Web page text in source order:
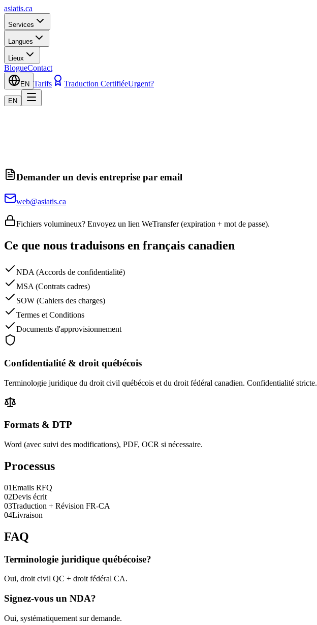
asiatis.ca
Services
Langues
Lieux
BlogueContact
EN Tarifs Traduction CertifiéeUrgent?
EN
Demander un devis entreprise par email
web@asiatis.ca
Fichiers volumineux? Envoyez un lien WeTransfer (expiration + mot de passe).
Ce que nous traduisons en français canadien
NDA (Accords de confidentialité)
MSA (Contrats cadres)
SOW (Cahiers des charges)
Termes et Conditions
Documents d'approvisionnement
Confidentialité & droit québécois
Terminologie juridique du droit civil québécois et du droit fédéral canadien. Confidentialité stricte.
Formats & DTP
Word (avec suivi des modifications), PDF, OCR si nécessaire.
Processus
01Emails RFQ
02Devis écrit
03Traduction + Révision FR-CA
04Livraison
FAQ
Terminologie juridique québécoise?
Oui, droit civil QC + droit fédéral CA.
Signez-vous un NDA?
Oui, systématiquement sur demande.